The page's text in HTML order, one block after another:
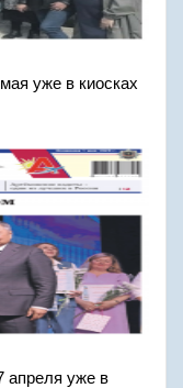
уже в киосках
апреля уже в